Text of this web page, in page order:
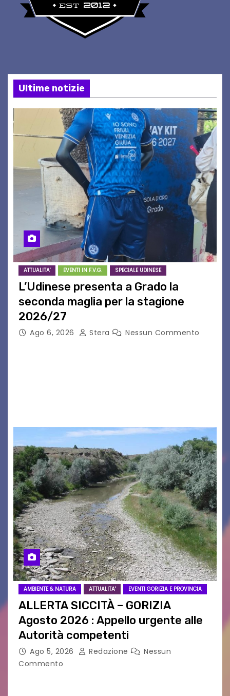
Ultime notizie
ATTUALITA' EVENTI IN F.V.G. SPECIALE UDINESE
L’Udinese presenta a Grado la
seconda maglia per la stagione
2026/27
Ago 6, 2026 Stera Nessun Commento
AMBIENTE & NATURA ATTUALITA' EVENTI GORIZIA E PROVINCIA
ALLERTA SICCITÀ – GORIZIA
Agosto 2026 : Appello urgente alle
Autorità competenti
Ago 5, 2026 Redazione
Nessun
Commento